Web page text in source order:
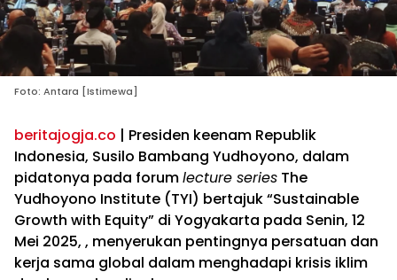
Foto: Antara [Istimewa]
beritajogja.co | Presiden keenam Republik
Indonesia, Susilo Bambang Yudhoyono, dalam
pidatonya pada forumlecture series The
Yudhoyono Institute (TYI) bertajuk “Sustainable
Growth with Equity” di Yogyakarta pada Senin, 12
Mei 2025, , menyerukan pentingnya persatuan dan
kerja sama global dalam menghadapi krisis iklim